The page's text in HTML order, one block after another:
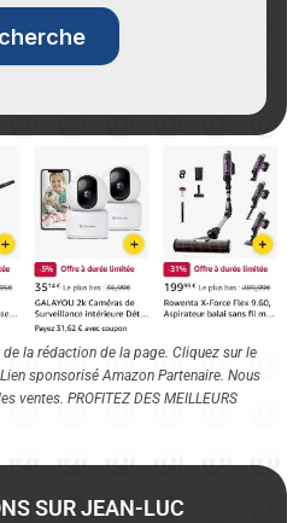
la rédaction de la page. Cliquez sur le
sponsorisé Amazon Partenaire. Nous
ventes. PROFITEZ DES MEILLEURS
SUR JEAN-LUC